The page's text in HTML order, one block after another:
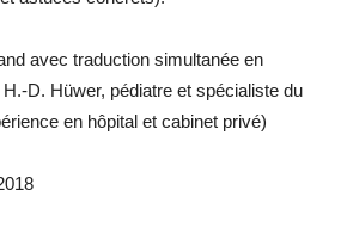
avec traduction simultanée en
D. Hüwer, pédiatre et spécialiste du
en hôpital et cabinet privé)